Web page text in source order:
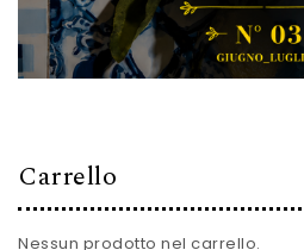
Carrello
Nessun prodotto nel carrello.